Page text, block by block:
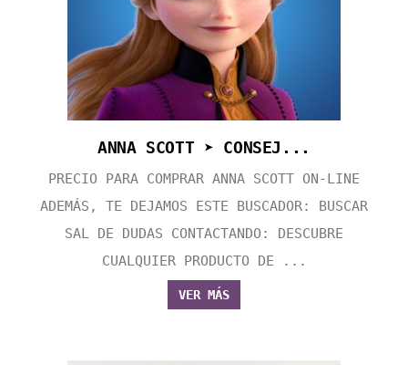
ANNA SCOTT ➤ CONSEJ...
PRECIO PARA COMPRAR ANNA SCOTT ON-LINE
ADEMÁS, TE DEJAMOS ESTE BUSCADOR: BUSCAR
SAL DE DUDAS CONTACTANDO: DESCUBRE
CUALQUIER PRODUCTO DE ...
VER MÁS